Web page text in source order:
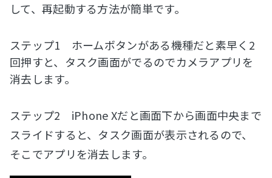
して、再起動する方法が簡単です。
ステップ1 ホームボタンがある機種だと素早く2
回押すと、タスク画面がでるのでカメラアプリを
消去します。
ステップ2 iPhone Xだと画面下から画面中央まで
スライドすると、タスク画面が表示されるので、
そこでアプリを消去します。